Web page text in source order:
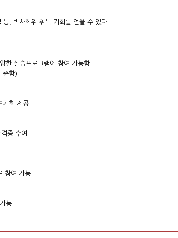
등, 박사학위 취득 기회를 얻을 수 있다
한 실습프로그램에 참여 가능함
준함)
기회 제공
증 수여
참여 가능
능